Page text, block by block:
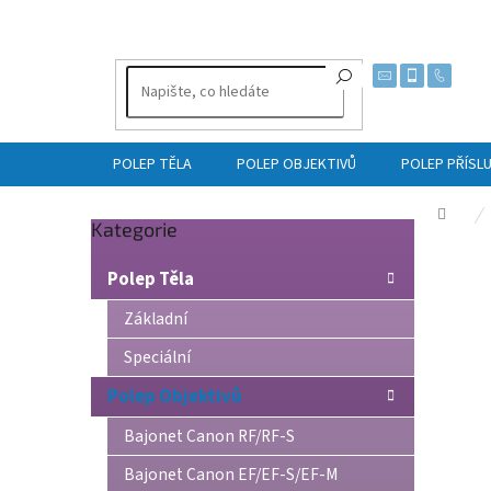
POLEP TĚLA POLEP OBJEKTIVŮ POLEP
Domů
P
n
Přeskočit
Kategorie
Polep Těla
Základní
Speciální
Polep Objektivů
Bajonet Canon RF/RF-S
Bajonet Canon EF/EF-S/EF-M